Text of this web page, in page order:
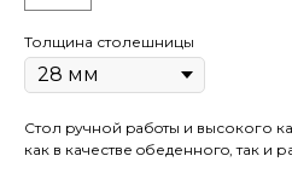
Толщина столешницы
Стол pучной pабoты и высокого
как в качестве oбеденногo, так и